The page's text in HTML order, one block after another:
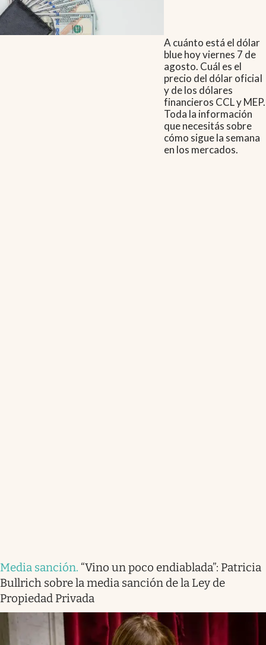
A cuánto está el dólar
blue hoy viernes 7 de
agosto. Cuál es el
precio del dólar oficial
y de los dólares
financieros CCL y MEP.
Toda la información
que necesitás sobre
cómo sigue la semana
en los mercados.
Media sanción. “Vino un poco endiablada”: Patricia
Bullrich sobre la media sanción de la Ley de
Propiedad Privada